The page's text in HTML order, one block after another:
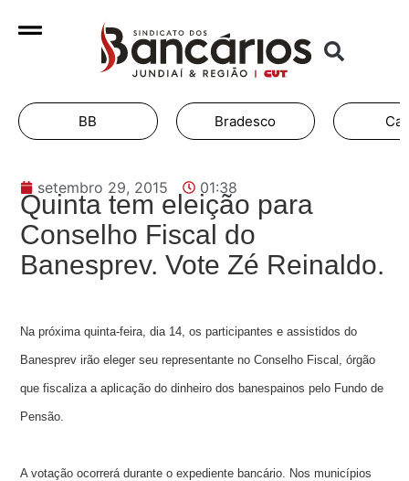
BB Bradesco
setembro 29, 2015 01:38
Quinta tem eleição para
Conselho Fiscal do
Banesprev. Vote Zé Reinaldo.
Na próxima quinta-feira, dia 14, os participantes e assistidos do
Banesprev irão eleger seu representante no Conselho Fiscal, órgão
que fiscaliza a aplicação do dinheiro dos banespainos pelo Fundo de
Pensão.
A votação ocorrerá durante o expediente bancário. Nos municípios